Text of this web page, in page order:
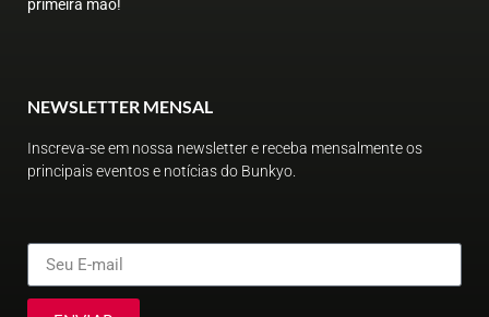
primeira mão!
NEWSLETTER MENSAL
Inscreva-se em nossa newsletter e receba mensalmente os
principais eventos e notícias do Bunkyo.